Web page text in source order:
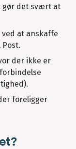
gør det svært at
at anskaffe
der ikke er
foreligger